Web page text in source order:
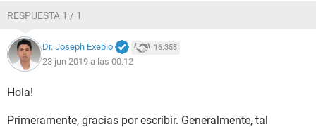
RESPUESTA 1 / 1
Dr. Joseph Exebio 16.358
23 jun 2019 a las 00:12
Hola!
Primeramente, gracias por escribir. Generalmente, tal